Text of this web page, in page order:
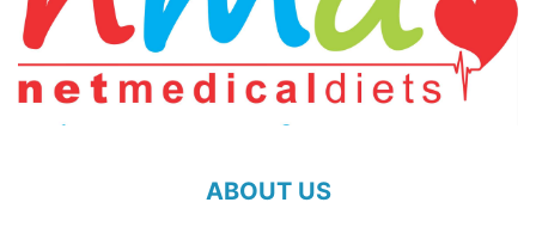
ABOUT US